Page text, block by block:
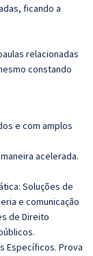
ficando a
relacionadas
constando
e com amplos
acelerada.
Soluções de
e comunicação
de Direito
Específicos. Prova